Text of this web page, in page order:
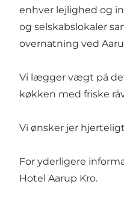
enhver lejlighed og
og selskabslokaler
overnatning ved
Vi lægger vægt på
køkken med friske
Vi ønsker jer
For yderligere
Hotel Aarup Kro.